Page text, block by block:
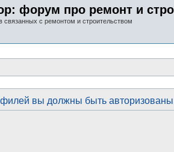
форум про ремонт и
связанных с ремонтом и строительством
вы должны быть